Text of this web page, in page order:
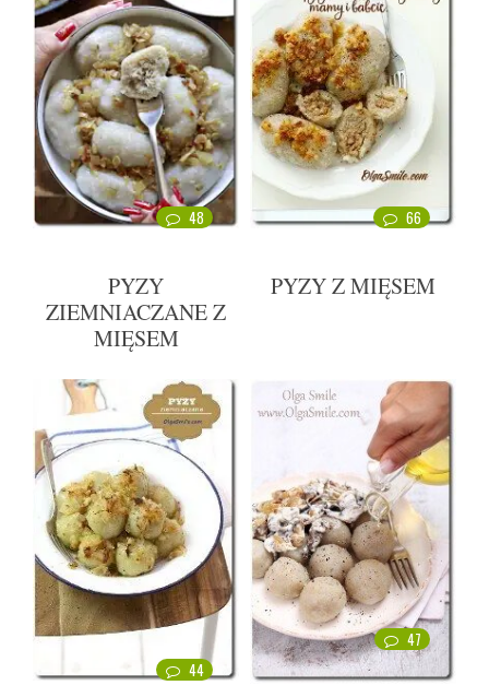
48
PYZY
ZIEMNIACZANE Z
MIĘSEM
66
PYZY Z MIĘSEM
44
47